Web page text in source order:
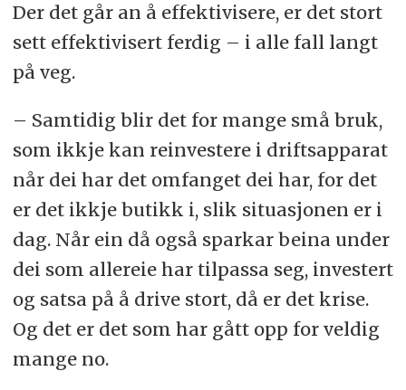
Der det går an å effektivisere, er det stort
sett effektivisert ferdig – i alle fall langt
på veg.
– Samtidig blir det for mange små bruk,
som ikkje kan reinvestere i driftsapparat
når dei har det omfanget dei har, for det
er det ikkje butikk i, slik situasjonen er i
dag. Når ein då også sparkar beina under
dei som allereie har tilpassa seg, investert
og satsa på å drive stort, då er det krise.
Og det er det som har gått opp for veldig
mange no.